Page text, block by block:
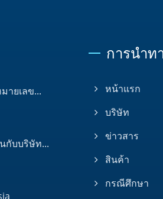
ายเลข...
กับบริษัท...
การนำท
หน้าแรก
บริษัท
ข่าวสาร
สินค้า
กรณีศึกษา